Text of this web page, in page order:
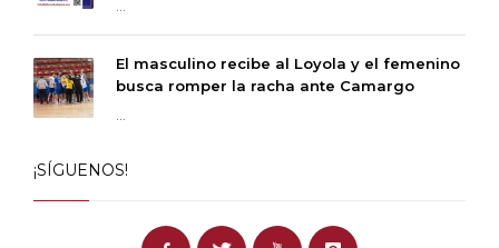
El masculino recibe al Loyola y el femenino
busca romper la racha ante Camargo
¡SÍGUENOS!